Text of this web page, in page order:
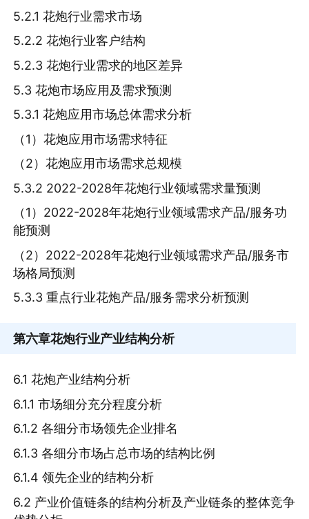
5.2.1 花炮行业需求市场
5.2.2 花炮行业客户结构
5.2.3 花炮行业需求的地区差异
5.3 花炮市场应用及需求预测
5.3.1 花炮应用市场总体需求分析
（1）花炮应用市场需求特征
（2）花炮应用市场需求总规模
5.3.2 2022-2028年花炮行业领域需求量预测
（1）2022-2028年花炮行业领域需求产品/服务功
能预测
（2）2022-2028年花炮行业领域需求产品/服务市
场格局预测
5.3.3 重点行业花炮产品/服务需求分析预测
第六章花炮行业产业结构分析
6.1 花炮产业结构分析
6.1.1 市场细分充分程度分析
6.1.2 各细分市场领先企业排名
6.1.3 各细分市场占总市场的结构比例
6.1.4 领先企业的结构分析
6.2 产业价值链条的结构分析及产业链条的整体竞争